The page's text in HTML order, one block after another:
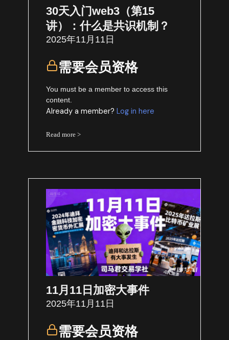
30天入门web3（第15
讲）：什么是共识机制？
2025年11月11日
需要会员资格
You must be a member to access this
content.
Already a member?Log in here
Read more >
11月11日加密大事件
2025年11月11日
需要会员资格